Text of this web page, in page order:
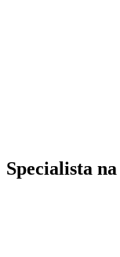
Specialista